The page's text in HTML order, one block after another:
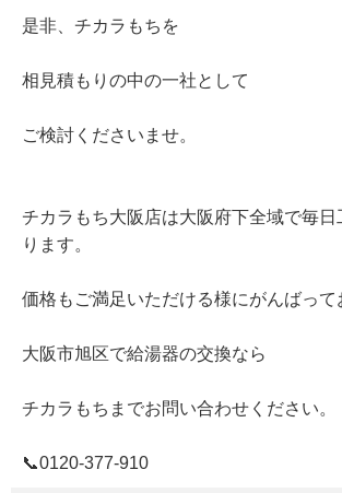
是非、チカラもちを
相見積もりの中の一社として
ご検討くださいませ。
チカラもち大阪店は大阪府下全域で毎日
ります。
価格もご満足いただける様にがんばって
大阪市旭区で給湯器の交換なら
チカラもちまでお問い合わせください。
📞0120-377-910